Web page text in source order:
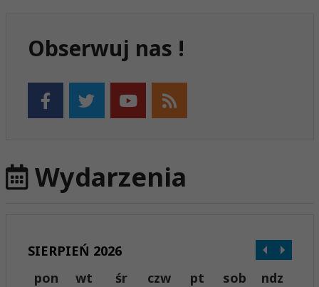
Obserwuj nas !
Wydarzenia
SIERPIEŃ 2026
pon
wt śr czw pt sob ndz